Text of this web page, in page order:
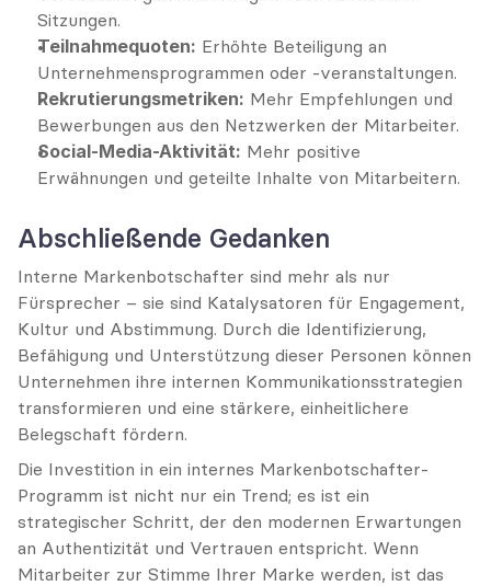
Sitzungen.
Teilnahmequoten: Erhöhte Beteiligung an
Unternehmensprogrammen oder -veranstaltungen.
Rekrutierungsmetriken: Mehr Empfehlungen und
Bewerbungen aus den Netzwerken der Mitarbeiter.
Social-Media-Aktivität: Mehr positive
Erwähnungen und geteilte Inhalte von Mitarbeitern.
Abschließende Gedanken
Interne Markenbotschafter sind mehr als nur
Fürsprecher – sie sind Katalysatoren für Engagement,
Kultur und Abstimmung. Durch die Identifizierung,
Befähigung und Unterstützung dieser Personen können
Unternehmen ihre internen Kommunikationsstrategien
transformieren und eine stärkere, einheitlichere
Belegschaft fördern.
Die Investition in ein internes Markenbotschafter-
Programm ist nicht nur ein Trend; es ist ein
strategischer Schritt, der den modernen Erwartungen
an Authentizität und Vertrauen entspricht. Wenn
Mitarbeiter zur Stimme Ihrer Marke werden, ist das